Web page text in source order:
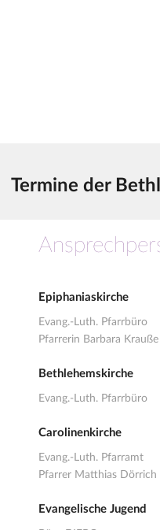
Termine der
Epiphaniaskirche
Evang.-Luth. Pfarrbüro
Pfarrerin Barbara Krauße
Bethlehemskirche
Evang.-Luth. Pfarrbüro
Carolinenkirche
Evang.-Luth. Pfarramt
Pfarrer Matthias Dörrich
Evangelische Jugend